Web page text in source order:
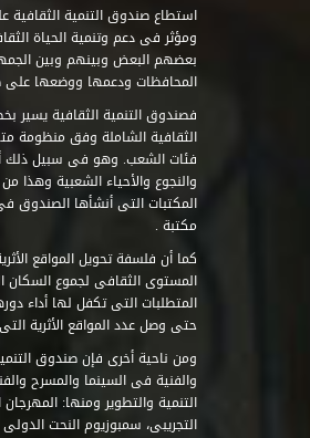
ومؤثر فى دعم وتنمية الحياة
بعضهم البعض وبينهم وبين
المحافظات ودعمها ووضعها على
فصندوق التنمية الثقافية
الثقافية الشاملة وفق منظومة
فئات الشعب. وهو فى سبيل ذلك
والنجوع والأحياء الشعبية وهذا
مكتبة .
كما أن فلسفة تحويل المواقع
المستوى الثقافى لجموع السكان
حتى وصل عدد المواقع الأثرية التى تم
ومن ناحية أخرى فإن صندوق
والفنية فى السينما والمسرح
التنمية والتطوير ومنها:
التجريبى، سمبوزيوم النحت